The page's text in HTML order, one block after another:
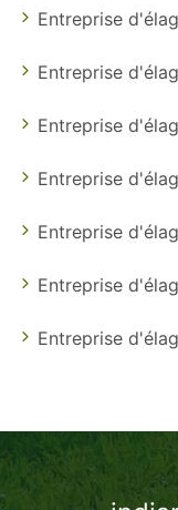
Entreprise
Entreprise
Entreprise
Entreprise
Entreprise
Entreprise
Entreprise